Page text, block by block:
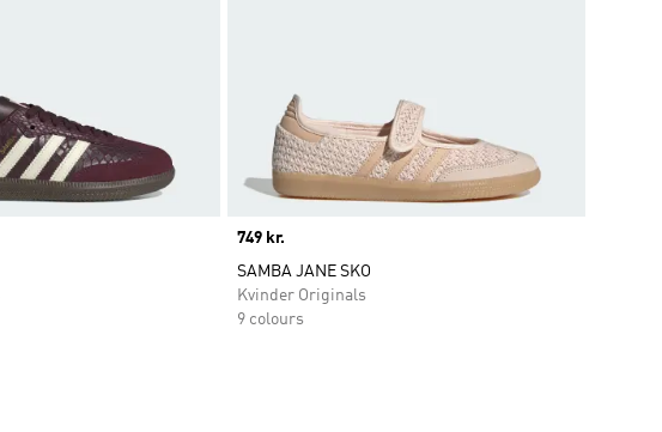
Price
749 kr.
SAMBA JANE SKO
Kvinder Originals
9 colours